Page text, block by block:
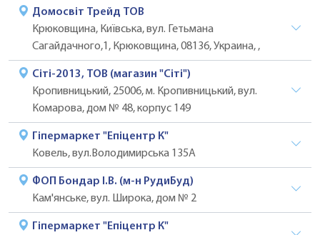
Домосвіт Трейд ТОВ
Крюковщина, Київська, вул. Гетьмана
Сагайдачного,1, Крюковщина, 08136, Украина, ,
Сіті-2013, ТОВ (магазин "Сіті")
Кропивницький, 25006, м. Кропивницький, вул.
Комарова, дом № 48, корпус 149
Гіпермаркет "Епіцентр К"
Ковель, вул.Володимирська 135А
ФОП Бондар І.В. (м-н РудиБуд)
Кам'янське, вул. Широка, дом № 2
Гіпермаркет "Епіцентр К"